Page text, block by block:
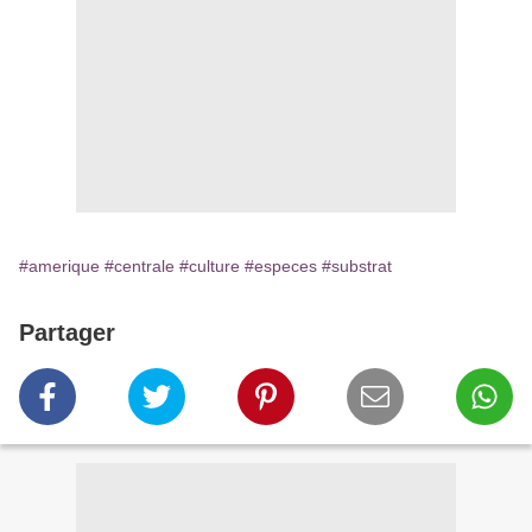
#amerique #centrale #culture #especes #substrat
Partager